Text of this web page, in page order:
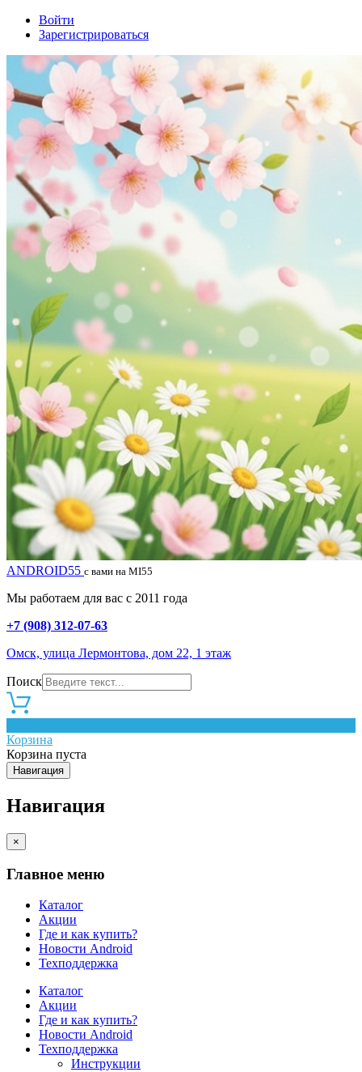
Войти
Зарегистрироваться
ANDROID55 с вами на MI55
Мы работаем для вас с 2011 года
+7 (908) 312-07-63
Омск, улица Лермонтова, дом 22, 1 этаж
Поиск
Корзина
Корзина пуста
Навигация
Навигация
×
Главное меню
Каталог
Акции
Где и как купить?
Новости Android
Техподдержка
Каталог
Акции
Где и как купить?
Новости Android
Техподдержка
Инструкции